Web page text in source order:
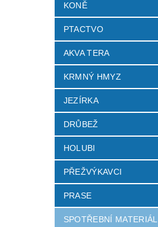
KONĚ
PTACTVO
AKVA TERA
KRMNÝ HMYZ
JEZÍRKA
DRŮBEŽ
HOLUBI
PŘEŽVÝKAVCI
PRASE
SPOTŘEBNÍ MATERIÁL